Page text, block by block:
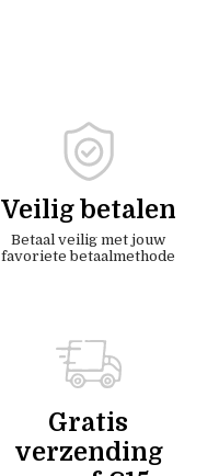
Veilig betalen
Betaal veilig met jouw
favoriete betaalmethode
Gratis
verzending